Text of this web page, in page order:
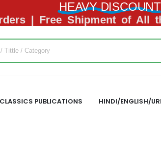
HEAVY DISCOUNT
| Free Shipment of All
PUBLICATIONS HINDI/ENGLISH/